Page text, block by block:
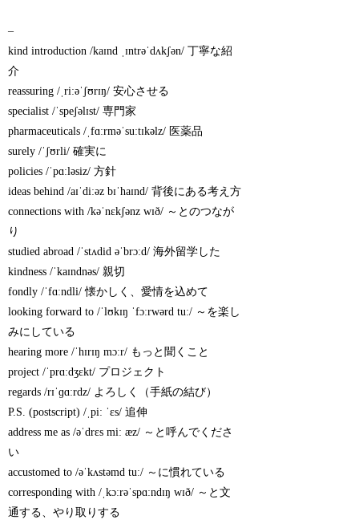
–
kind introduction /kaɪnd ˌɪntrəˈdʌkʃən/ 丁寧な紹
介
reassuring /ˌriːəˈʃʊrɪŋ/ 安心させる
specialist /ˈspeʃəlɪst/ 専門家
pharmaceuticals /ˌfɑːrməˈsuːtɪkəlz/ 医薬品
surely /ˈʃʊrli/ 確実に
policies /ˈpɑːləsiz/ 方針
ideas behind /aɪˈdiːəz bɪˈhaɪnd/ 背後にある考え方
connections with /kəˈnɛkʃənz wɪð/ ～とのつなが
り
studied abroad /ˈstʌdid əˈbrɔːd/ 海外留学した
kindness /ˈkaɪndnəs/ 親切
fondly /ˈfɑːndli/ 懐かしく、愛情を込めて
looking forward to /ˈlʊkɪŋ ˈfɔːrwərd tuː/ ～を楽し
みにしている
hearing more /ˈhɪrɪŋ mɔːr/ もっと聞くこと
project /ˈprɑːdʒɛkt/ プロジェクト
regards /rɪˈɡɑːrdz/ よろしく（手紙の結び）
P.S. (postscript) /ˌpiː ˈɛs/ 追伸
address me as /əˈdrɛs miː æz/ ～と呼んでくださ
い
accustomed to /əˈkʌstəmd tuː/ ～に慣れている
corresponding with /ˌkɔːrəˈspɑːndɪŋ wɪð/ ～と文
通する、やり取りする